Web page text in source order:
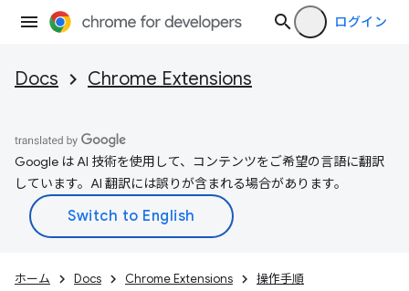
ログイン
Docs Chrome Extensions
Google は AI 技術を使用して、コンテンツをご希望の言語に翻訳
しています。AI 翻訳には誤りが含まれる場合があります。
ホーム Docs Chrome Extensions 操作手順